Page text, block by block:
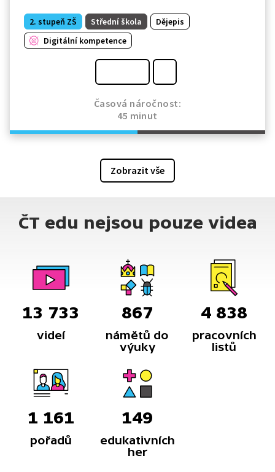
2. stupeň ZŠ Střední škola
Dějepis
Digitální kompetence
Časová náročnost:
45 minut
Zobrazit vše
ČT edu nejsou pouze videa
13 733
videí
867
námětů do
výuky
4 838
pracovních
listů
1 161
pořadů
149
edukativních
her